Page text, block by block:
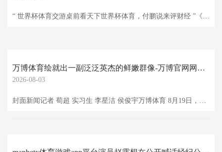
“ 世界杯体育交游桌前看天下世界杯体育，付鹏说来评财经 ”《付鹏说·第六季》全面升级！立即订阅 本年是华尔街见闻《付鹏说》年度专栏的第十个岁首！ 巧合《付鹏说第五季》行将收官，《付鹏说第六季》负责上新之际，华尔街见闻邀请到闻明经济学家，《见证逆潮》作家付鹏憨厚独家对话，聊一聊最近对于全球大类钞票商场的想考，但愿对寰球有启发，以下是本次对话实录。 对话实录： 华尔街见闻：诸位不雅众寰球好，我是华尔街见闻的吉吉。接待诸位来到《付鹏说》特地栏目。在过往的一段技能里，咱们与《付鹏说》专栏共同见证了商场
万博体育绘就出一副泛泛英杰的鲜嫩群像-万博官网网页版·官方网站 - 登录入口
2026-08-03
封面新闻记者 荀超 实习生 李星洁 侯俊宇万博体育 8月19日，由闻明剧作者高满堂携李立、汝盛、李洲编剧，臧溪川、赵阳握导，胡军、李乃文、陈靖可、袁姗姗、任彬、宋家腾领衔主演，蒋欣颠倒出演，林永健等特邀主演，倪大红、刘佩琦、艾丽娅、李洪涛等友情出演，李俊贤等主演的电视剧《归队》官宣定档，将于8月25日跟不雅众碰面。 剧照 《归队》以东北抗联十四年吃力抗战历程为布景，讨教了一支抗联小队历经惨烈战斗，与大部队、党组织失联，在日军层层围追切断下致队员纷繁失踪，历经吃力陡立、存一火纯熟从头采集，重返东